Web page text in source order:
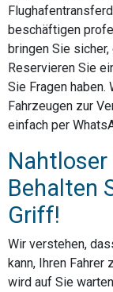
beschäftigen
bringen Sie
Reservieren Sie
Sie Fragen haben.
Fahrzeugen zur
einfach per
Behalten
Griff!
Wir verstehen,
kann, Ihren Fahrer
wird auf Sie